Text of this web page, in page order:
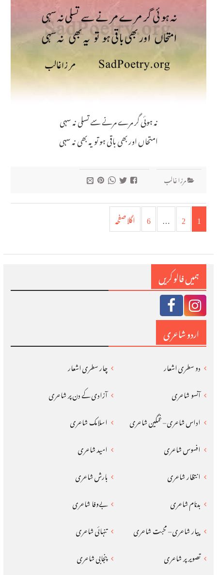
نہ ہوئی گر مرے مرنے سے تسلی نہ سہی
امتحاں اور بھی باقی ہو تو یہ بھی نہ سہی
مرزا غالب
پوسٹوں
کی
نیویگیشن
1
2
…
6 اگلا صفحہ
ہمیں فالو کریں
اردو شاعری
دو سطری اشعار
چار سطری اشعار
آنسو شاعری
آزادی کے دن پر شاعری
اداس شاعری – غمگین شاعری
اسلامک شاعری
افسوس شاعری
امید شاعری
انتظار شاعری
بارش شاعری
بدنام شاعری
بےوفا شاعری
پیار شاعری – محبت شاعری
تنہائی شاعری
تصویر پر شاعری
پنجابی شاعری